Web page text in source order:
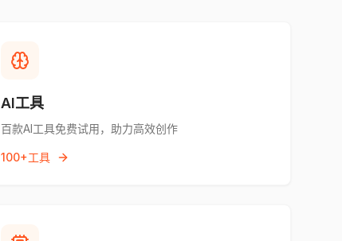
AI工具
百款AI工具免费试用，助力高效创作
100+工具